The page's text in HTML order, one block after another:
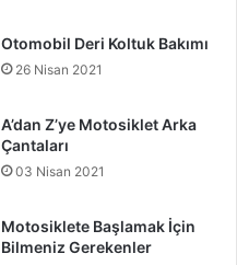
Otomobil Deri Koltuk Bakımı
26 Nisan 2021
A’dan Z’ye Motosiklet Arka
Çantaları
03 Nisan 2021
Motosiklete Başlamak İçin
Bilmeniz Gerekenler